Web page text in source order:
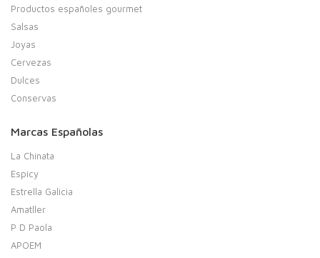
Productos españoles gourmet
Salsas
Joyas
Cervezas
Dulces
Conservas
Marcas Españolas
La Chinata
Espicy
Estrella Galicia
Amatller
P D Paola
APOEM